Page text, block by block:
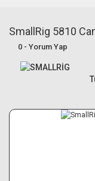
Canon R6
SmallRig 5810
0 - Yorum Yap